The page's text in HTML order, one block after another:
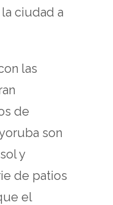
ciudad a
las
de
son
y
de patios
el